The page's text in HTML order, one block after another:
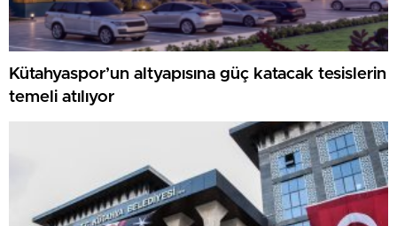
Kütahyaspor’un altyapısına güç katacak tesislerin
temeli atılıyor